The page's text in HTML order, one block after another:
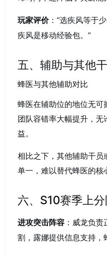
玩家评价：“选疾风等于
疾风是移动经验包。”
五、辅助与其他
蜂医与其他辅助对比
蜂医在辅助位的地位无可
团队容错率大幅提升，
益。
相比之下，其他辅助干员
单一，难以替代蜂医的核
六、S10赛季上
进攻突击阵容 ：威龙负
割，露娜提供信息支持，